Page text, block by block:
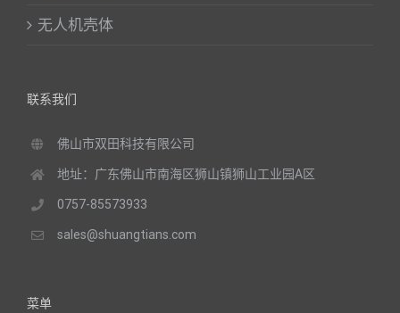
无人机壳体
联系我们
佛山市双田科技有限公司
地址：广东佛山市南海区狮山镇狮山工业园A区
0757-85573933
sales@shuangtians.com
菜单